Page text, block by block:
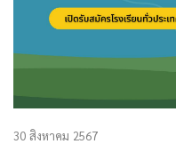
30 สิงหาคม 2567